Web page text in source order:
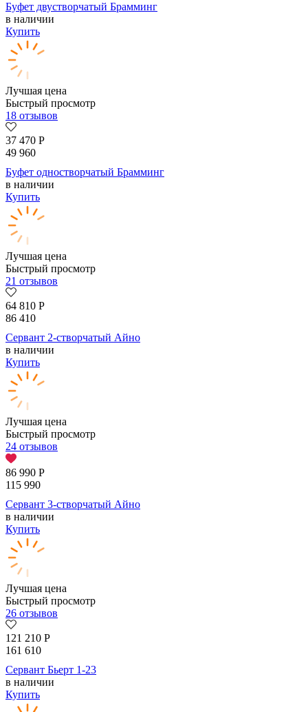
Буфет двустворчатый Брамминг
в наличии
Купить
Лучшая цена
Быстрый просмотр
18 отзывов
37 470 Р
49 960
Буфет одностворчатый Брамминг
в наличии
Купить
Лучшая цена
Быстрый просмотр
21 отзывов
64 810 Р
86 410
Сервант 2-створчатый Айно
в наличии
Купить
Лучшая цена
Быстрый просмотр
24 отзывов
86 990 Р
115 990
Сервант 3-створчатый Айно
в наличии
Купить
Лучшая цена
Быстрый просмотр
26 отзывов
121 210 Р
161 610
Сервант Бьерт 1-23
в наличии
Купить